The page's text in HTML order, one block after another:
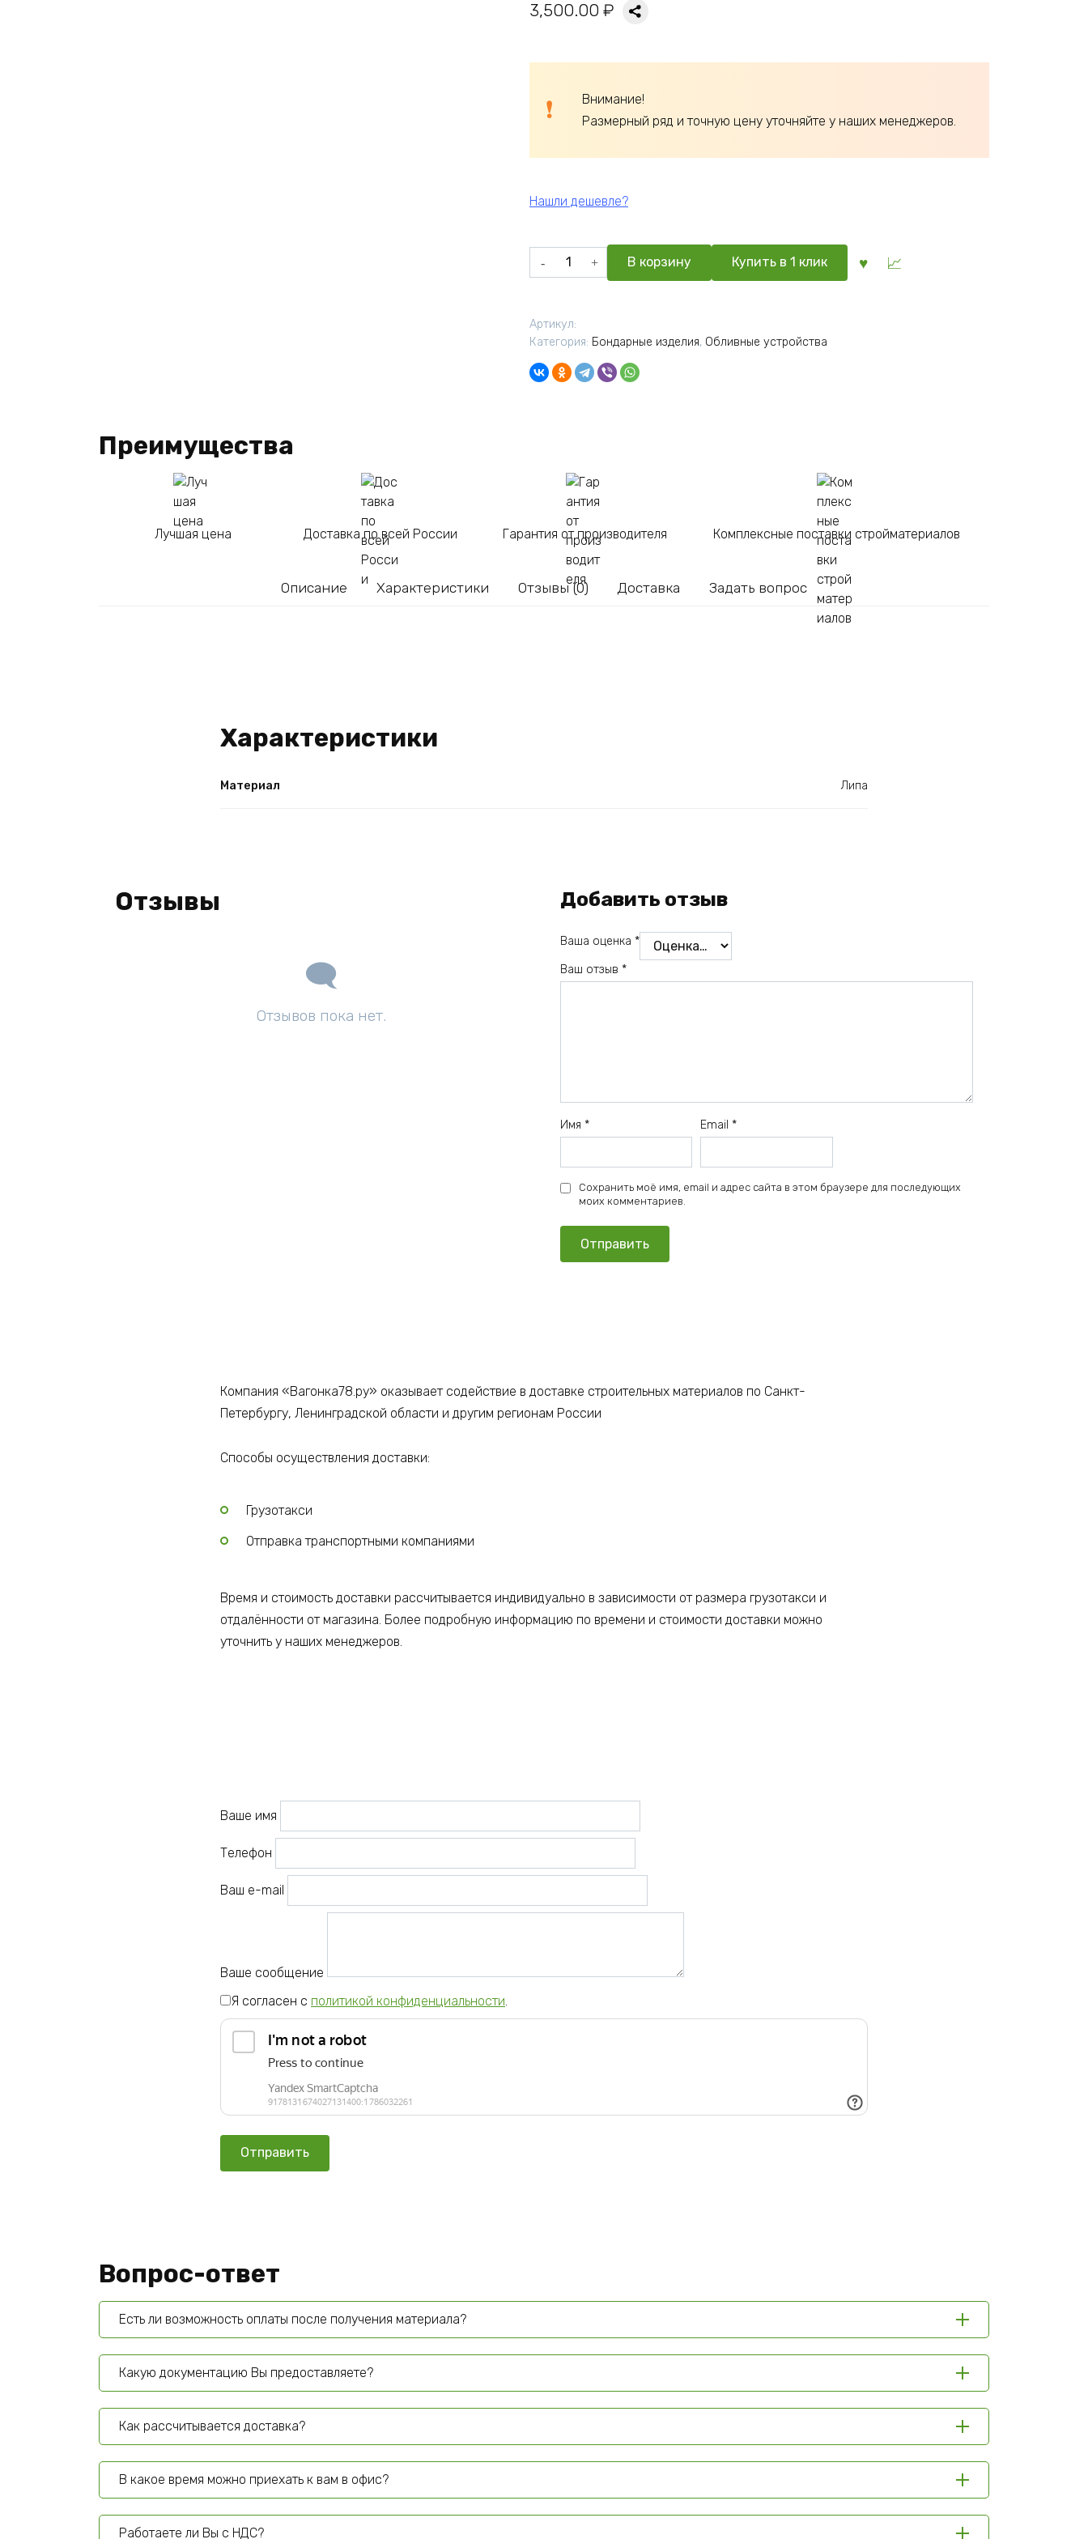
3,500.00 ₽
Внимание!
Размерный ряд и точную цену уточняйте у наших менеджеров.
Нашли дешевле?
Количество
товара
«Русский
с
В корзину Купить в 1 клик
Артикул:
Категория: Бондарные изделия, Обливные устройства
Преимущества
Лучшая цена Доставка по всей России Гарантия от производителя Комплексные поставки стройматериалов
Описание Характеристики Отзывы (0) Доставка Задать вопрос
Характеристики
Материал Липа
Отзывы
Отзывов пока нет.
Добавить отзыв
Ваша оценка *
Ваш отзыв *
Имя * Email *
Сохранить моё имя, email и адрес сайта в этом браузере для последующих
моих комментариев.
Компания «Вагонка78.ру» оказывает содействие в доставке строительных материалов по Санкт-
Петербургу, Ленинградской области и другим регионам России
Способы осуществления доставки:
Грузотакси
Отправка транспортными компаниями
Время и стоимость доставки рассчитывается индивидуально в зависимости от размера грузотакси и
отдалённости от магазина. Более подробную информацию по времени и стоимости доставки можно
уточнить у наших менеджеров.
Ваше имя
Телефон
Ваш e-mail
Ваше сообщение
Я согласен с политикой конфиденциальности
Вопрос-ответ
Есть ли возможность оплаты после получения материала?
Какую документацию Вы предоставляете?
Как рассчитывается доставка?
В какое время можно приехать к вам в офис?
Работаете ли Вы с НДС?